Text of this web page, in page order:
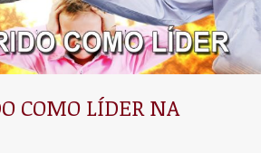
COMO LÍDER NA